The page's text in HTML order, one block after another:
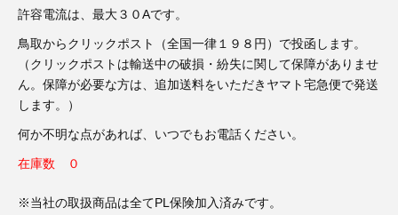
3D プリンターペン（8）
許容電流は、最大３０Aです。
鳥取からクリックポスト（全国一律１９８円）で投函します。
（クリックポストは輸送中の破損・紛失に関して保障がありませ
ん。保障が必要な方は、追加送料をいただきヤマト宅急便で発送
します。）
何か不明な点があれば、いつでもお電話ください。
在庫数 ０
※当社の取扱商品は全てPL保険加入済みです。